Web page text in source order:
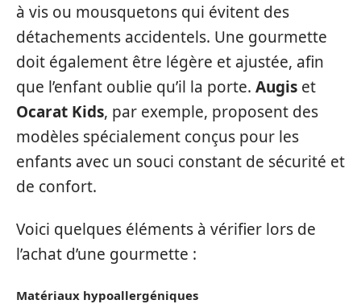
à vis ou mousquetons qui évitent des
détachements accidentels. Une gourmette
doit également être légère et ajustée, afin
que l’enfant oublie qu’il la porte. Augis et
Ocarat Kids, par exemple, proposent des
modèles spécialement conçus pour les
enfants avec un souci constant de sécurité et
de confort.
Voici quelques éléments à vérifier lors de
l’achat d’une gourmette :
Matériaux hypoallergéniques